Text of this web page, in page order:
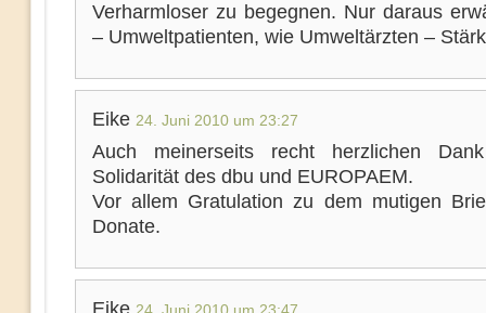
Verharmloser zu begegnen. Nur daraus
– Umweltpatienten, wie Umweltärzten –
Eike 24. Juni 2010 um 23:27
Auch meinerseits recht herzlichen
Solidarität des dbu und EUROPAEM.
Vor allem Gratulation zu dem mutigen
Donate.
Eike